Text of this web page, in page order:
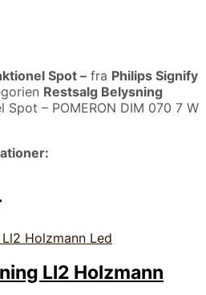
Spot – fra Philips Signify
Restsalg Belysning
Spot – POMERON DIM 070 7 W
Ll2 Holzmann